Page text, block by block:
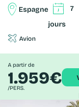
Espagne
7
jours
Avion
A partir de
1.959€
/PERS.